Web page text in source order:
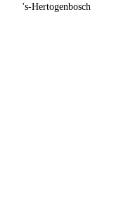
's-Hertogenbosch